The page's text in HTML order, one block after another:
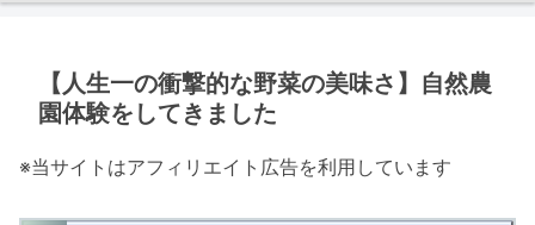
【人生一の衝撃的な野菜の美味さ】自然農
園体験をしてきました
※当サイトはアフィリエイト広告を利用しています